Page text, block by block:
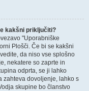
kakšni priključiti?
"Uporabniške
Plošči. Če bi se kakšni
da niso vse splošno
nekatere so zaprte in
odprta, se ji lahko
zahteva dovoljenje, lahko s
skupine bo članstvo